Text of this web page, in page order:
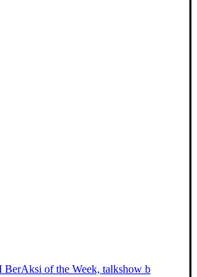
of the Week, talkshow b